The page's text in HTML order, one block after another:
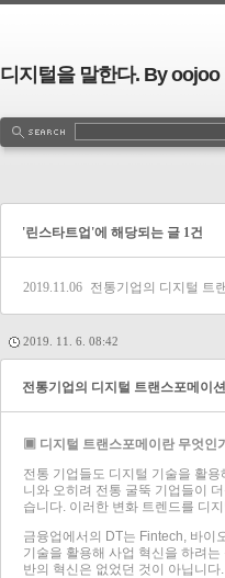
디지털을 말한다. By oojoo
'린스타트업'에 해당되는 글 1건
2019.11.06 전통기업의 디지털 트
2019. 11. 6. 08:42
전통기업의 디지털 트랜스포메이
▣ 디지털 트랜스포메이란 무엇인
전통 기업들도 디지털 기술을 활
니와 오히려 전통 굴뚝 기업들이
습니다. 이러한 변화 트렌드를 디
금융업에서의 DT는 Fintech, 바이
기술을 활용해 사업 혁신을 하려
반의 혁신은 없었던 것이 아닙니